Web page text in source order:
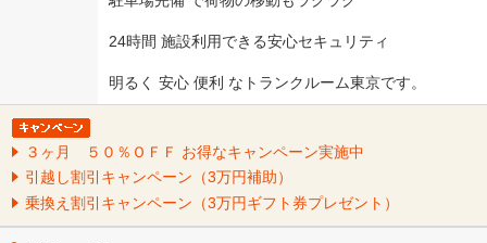
24時間 施設利用できる安心セキュリティ
明るく 安心 便利 なトランクルーム東京です。
３ヶ月 ５０％ＯＦＦ お得なキャンペーン実施中
引越し割引キャンペーン（3万円補助）
乗換え割引キャンペーン（3万円ギフト券プレゼント）